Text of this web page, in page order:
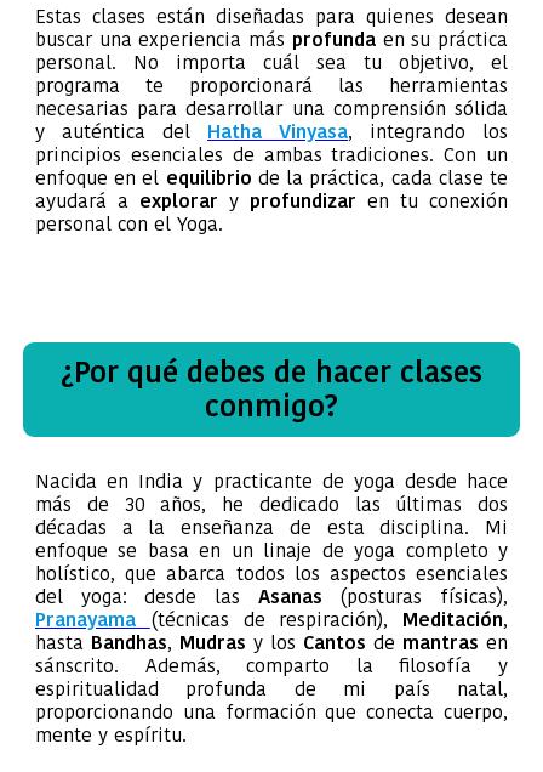
Estas clases están diseñadas para quienes desean
buscar una experiencia más profunda en su práctica
personal. No importa cuál sea tu objetivo, el
programa te proporcionará las herramientas
necesarias para desarrollar una comprensión sólida
y auténtica del Hatha Vinyasa, integrando los
principios esenciales de ambas tradiciones. Con un
enfoque en el equilibrio de la práctica, cada clase te
ayudará a explorar y profundizar en tu conexión
personal con el Yoga.
¿Por qué debes de hacer clases
conmigo?
Nacida en India y practicante de yoga desde hace
más de 30 años, he dedicado las últimas dos
décadas a la enseñanza de esta disciplina. Mi
enfoque se basa en un linaje de yoga completo y
holístico, que abarca todos los aspectos esenciales
del yoga: desde las Asanas (posturas físicas),
Pranayama (técnicas de respiración), Meditación,
hasta Bandhas, Mudras y los Cantos de mantras en
sánscrito. Además, comparto la filosofía y
espiritualidad profunda de mi país natal,
proporcionando una formación que conecta cuerpo,
mente y espíritu.